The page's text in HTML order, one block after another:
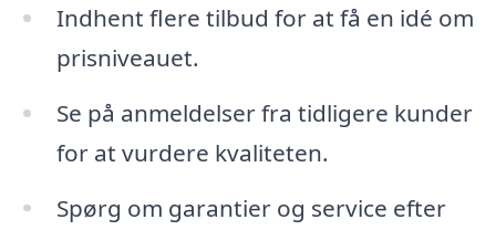
Indhent flere tilbud for at få en idé om
prisniveauet.
Se på anmeldelser fra tidligere kunder
for at vurdere kvaliteten.
Spørg om garantier og service efter